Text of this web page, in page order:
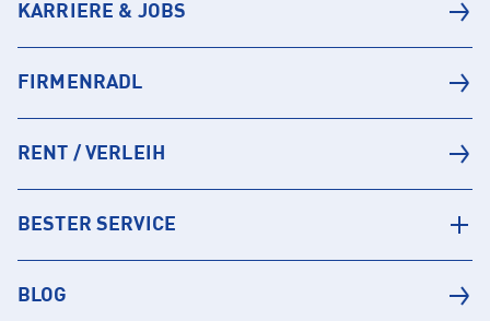
KARRIERE & JOBS
FIRMENRADL
RENT / VERLEIH
BESTER SERVICE
BLOG